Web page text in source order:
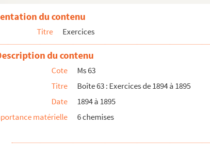
de tricages, carnet de tirage, essai...
du contenu
Titre Exercices
du contenu
Cote
Ms 63
Titre
Boîte 63 : Exercices de 1894 à 1895
Date
1894 à 1895
matérielle
6 chemises